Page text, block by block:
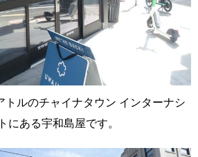
トルのチャイナタウン インターナシ
にある宇和島屋です。